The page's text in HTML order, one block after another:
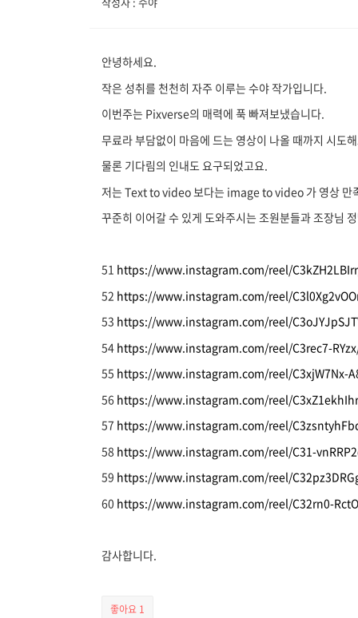
안녕하세요.
작은 성취를 천천히 자주 이루는 수야 작가입니다.
이번주는 Pixverse의 매력에 푹 빠져보냈습니다.
무료라 부담없이 마음에 드는 영상이 나올 때까지 시도
물론 기다림의 인내도 요구되었고요.
저는 Text to video 보다는 image to video 가 영상 만
꾸준히 이어갈 수 있게 도와주시는 조원분들과 조장님
51 https://www.instagram.com/reel/
52 https://www.instagram.com/reel/
53 https://www.instagram.com/reel/
54 https://www.instagram.com/reel/C3rec7-
55 https://www.instagram.com/reel/C3xjW7Nx-
56 https://www.instagram.com/reel/
57 https://www.instagram.com/reel/
58 https://www.instagram.com/reel/C31-
59 https://www.instagram.com/reel/
60 https://www.instagram.com/reel/C32rn0-
감사합니다.
좋아요 1